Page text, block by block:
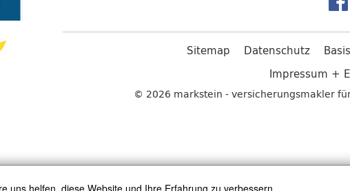
Sitemap Datenschutz
Impressum +
© 2026 markstein - versicherungsmakler
uns helfen, diese Website und Ihre Erfahrung zu verbessern.